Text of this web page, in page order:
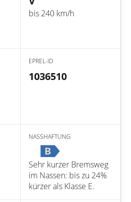
bis 240 km/h
EPREL-ID
1036510
NASSHAFTUNG
B
Sehr kurzer Bremsweg
im Nassen: bis zu 24%
kürzer als Klasse E.